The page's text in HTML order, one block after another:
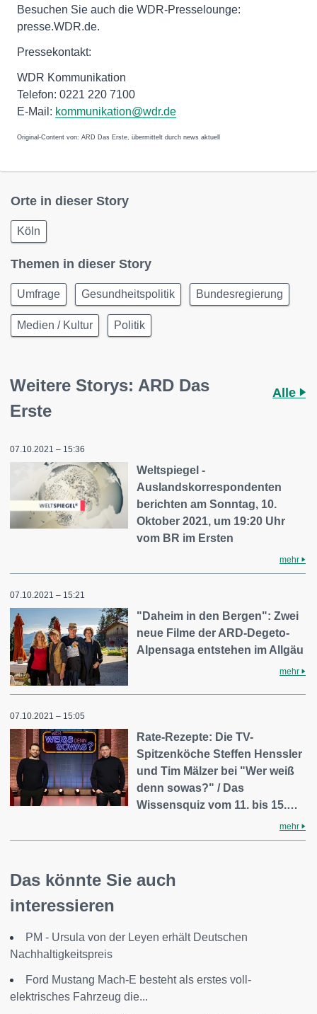
Besuchen Sie auch die WDR-Presselounge:
presse.WDR.de.
Pressekontakt:
WDR Kommunikation
Telefon: 0221 220 7100
E-Mail: kommunikation@wdr.de
Original-Content von: ARD Das Erste, übermittelt durch news aktuell
Orte in dieser Story
Köln
Themen in dieser Story
Umfrage Gesundheitspolitik Bundesregierung
Medien / Kultur Politik
Weitere Storys: ARD Das
Erste
Alle
07.10.2021 – 15:36
Weltspiegel -
Auslandskorrespondenten
berichten am Sonntag, 10.
Oktober 2021, um 19:20 Uhr
vom BR im Ersten
mehr
07.10.2021 – 15:21
"Daheim in den Bergen": Zwei
neue Filme der ARD-Degeto-
Alpensaga entstehen im Allgäu
mehr
07.10.2021 – 15:05
Rate-Rezepte: Die TV-
Spitzenköche Steffen Henssler
und Tim Mälzer bei "Wer weiß
denn sowas?" / Das
Wissensquiz vom 11. bis 15.…
mehr
Das könnte Sie auch
interessieren
PM - Ursula von der Leyen erhält Deutschen
Nachhaltigkeitspreis
Ford Mustang Mach-E besteht als erstes voll-
elektrisches Fahrzeug die...